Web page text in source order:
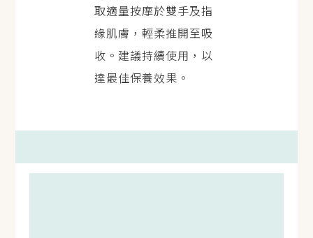
取適量按摩於雙手及指
緣肌膚，輕柔推開至吸
收。建議持續使用，以
達最佳保養效果。